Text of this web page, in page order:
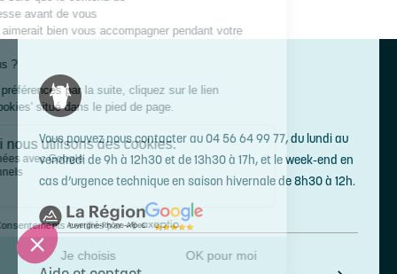
Vous pouvez nous contacter au 04 56 64 99 77, du lundi au
vendredi de 9h à 12h30 et de 13h30 à 17h, et le week-end en
cas d’urgence technique en saison hivernale de 8h30 à 12h.